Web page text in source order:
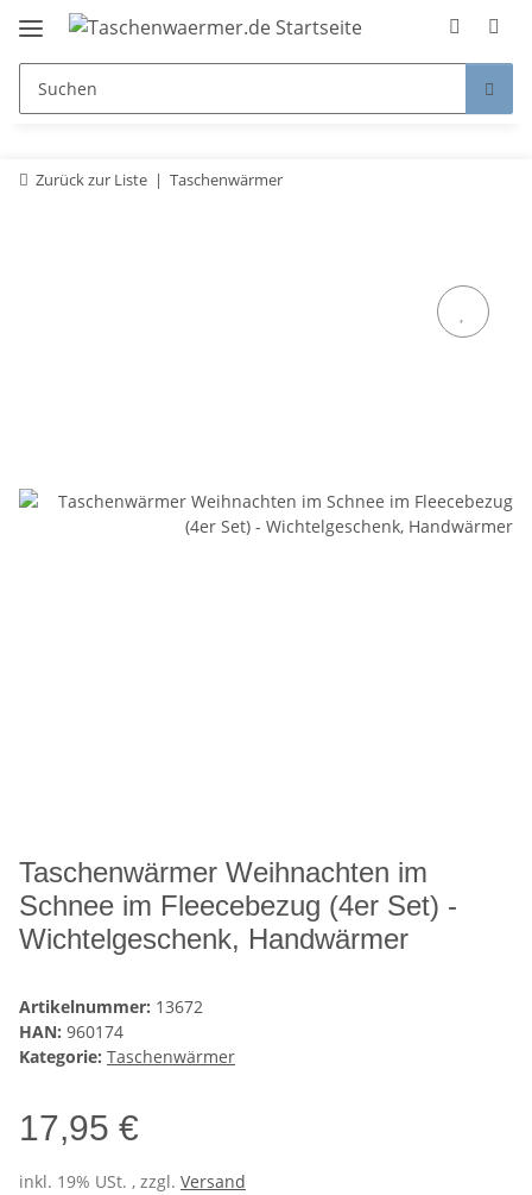
Zurück zur Liste Taschenwärmer
Taschenwärmer Weihnachten im
Schnee im Fleecebezug (4er Set) -
Wichtelgeschenk, Handwärmer
Artikelnummer: 13672
HAN: 960174
Kategorie: Taschenwärmer
17,95 €
inkl. 19% USt. , zzgl. Versand